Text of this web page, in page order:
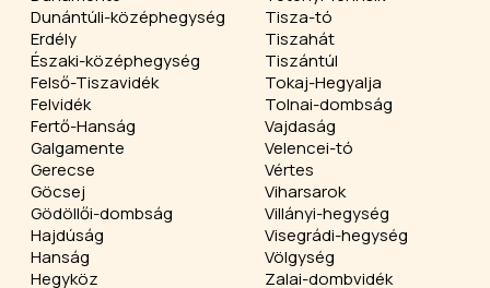
Dunántúli-középhegység
Erdély
Északi-középhegység
Felső-Tiszavidék
Felvidék
Fertő-Hanság
Galgamente
Gerecse
Göcsej
Gödöllői-dombság
Hajdúság
Hanság
Hegyköz
Tisza-tó
Tiszahát
Tiszántúl
Tokaj-Hegyalja
Tolnai-dombság
Vajdaság
Velencei-tó
Vértes
Viharsarok
Villányi-hegység
Visegrádi-hegység
Völgység
Zalai-dombvidék